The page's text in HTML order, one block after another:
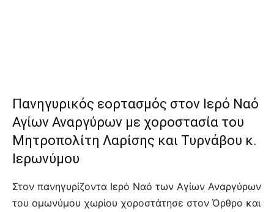
Πανηγυρικός εορτασμός στον Ιερό Ναό
Αγίων Αναργύρων με χοροστασία του
Μητροπολίτη Λαρίσης και Τυρνάβου κ.
Ιερωνύμου
Στον πανηγυρίζοντα Ιερό Ναό των Αγίων Αναργύρων
του ομωνύμου χωρίου χοροστάτησε στον Όρθρο και